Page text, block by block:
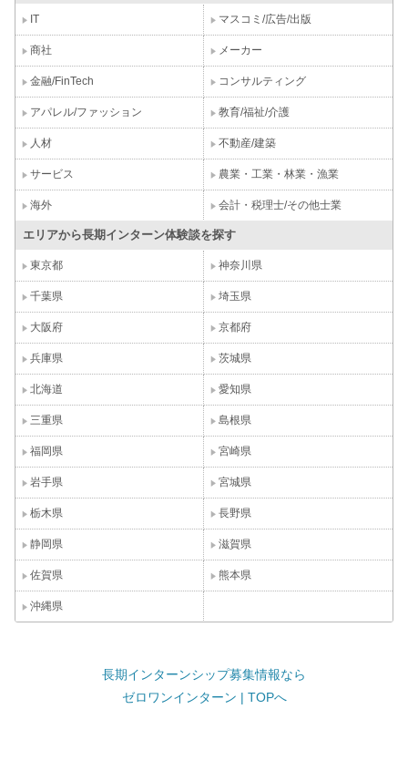
IT マスコミ/広告/出版
商社 メーカー
金融/FinTech コンサルティング
アパレル/ファッション 教育/福祉/介護
人材 不動産/建築
サービス 農業・工業・林業・漁業
海外 会計・税理士/その他士業
エリアから長期インターン体験談を探す
東京都 神奈川県
千葉県 埼玉県
大阪府 京都府
兵庫県 茨城県
北海道 愛知県
三重県 島根県
福岡県 宮崎県
岩手県 宮城県
栃木県 長野県
静岡県 滋賀県
佐賀県 熊本県
沖縄県
長期インターンシップ募集情報なら
ゼロワンインターン | TOPへ